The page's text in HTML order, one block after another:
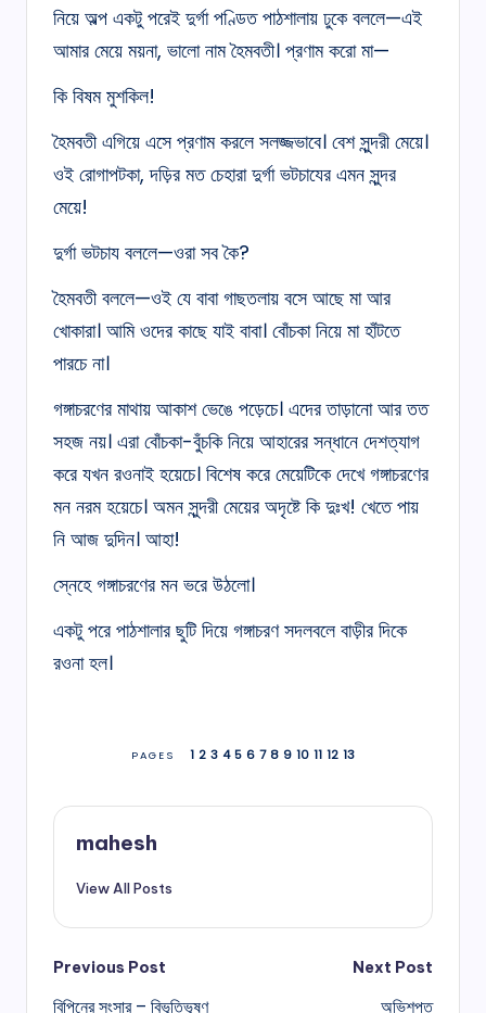
নিয়ে অল্প একটু পরেই দুর্গা পণ্ডিত পাঠশালায় ঢুকে বললে—এই
আমার মেয়ে ময়না, ভালো নাম হৈমবতী। প্রণাম করো মা—
কি বিষম মুশকিল!
হৈমবতী এগিয়ে এসে প্রণাম করলে সলজ্জভাবে। বেশ সুন্দরী মেয়ে।
ওই রোগাপটকা, দড়ির মত চেহারা দুর্গা ভটচাযের এমন সুন্দর
মেয়ে!
দুর্গা ভটচায বললে—ওরা সব কৈ?
হৈমবতী বললে—ওই যে বাবা গাছতলায় বসে আছে মা আর
খোকারা। আমি ওদের কাছে যাই বাবা। বোঁচকা নিয়ে মা হাঁটতে
পারচে না।
গঙ্গাচরণের মাথায় আকাশ ভেঙে পড়েচে। এদের তাড়ানো আর তত
সহজ নয়। এরা বোঁচকা-বুঁচকি নিয়ে আহারের সন্ধানে দেশত্যাগ
করে যখন রওনাই হয়েচে। বিশেষ করে মেয়েটিকে দেখে গঙ্গাচরণের
মন নরম হয়েচে। অমন সুন্দরী মেয়ের অদৃষ্টে কি দুঃখ! খেতে পায়
নি আজ দুদিন। আহা!
স্নেহে গঙ্গাচরণের মন ভরে উঠলো।
একটু পরে পাঠশালার ছুটি দিয়ে গঙ্গাচরণ সদলবলে বাড়ীর দিকে
রওনা হল।
PAGES 1 2 3 4 5 6 7 8 9 10 11 12 13
mahesh
View All Posts
Post
Previous Post
বিপিনের সংসার – বিভূতিভূষণ
Next Post
অভিশপ্ত